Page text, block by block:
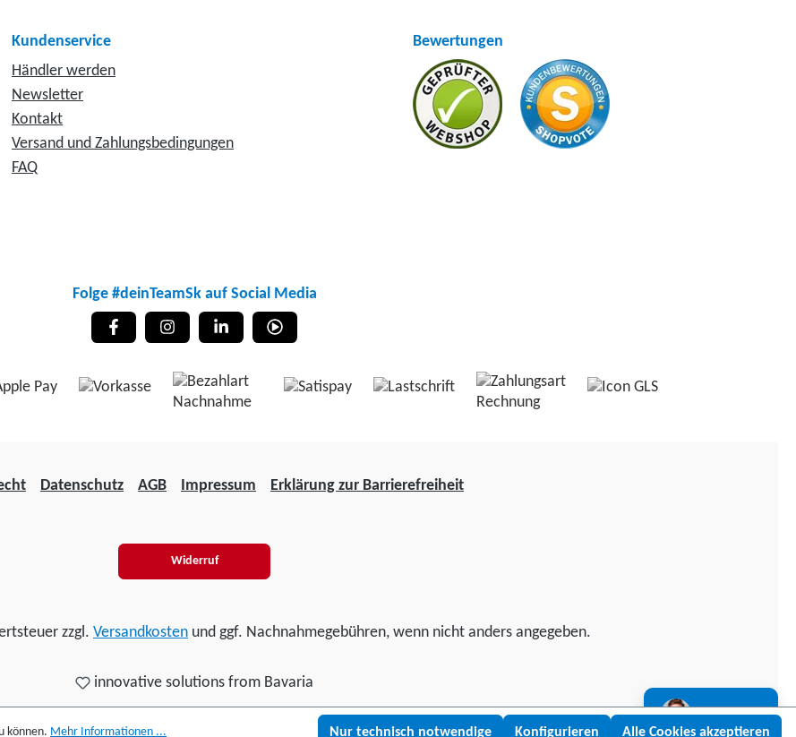
Kundenservice
Händler werden
Newsletter
Kontakt
Versand und Zahlungsbedingungen
FAQ
Bewertungen
Folge #deinTeamSk auf Social Media
Datenschutz AGB Impressum Erklärung zur Barrierefreiheit
Widerruf
zzgl. Versandkosten und ggf. Nachnahmegebühren, wenn nicht anders angegeben.
innovative solutions from Bavaria
können. Mehr Informationen ... Nur technisch notwendige Konfigurieren Alle Cookies akzeptieren
Lukas fragen